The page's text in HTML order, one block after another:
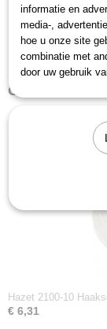
Productcode
2115-T20
EAN code
4000896012145
Productcode
2115-T20
Omschrijving
Made in
Ook interessant
Hazet 2100-10
€ 6,31
informatie en
media-,
hoe u onze site
combinatie met
door uw gebruik